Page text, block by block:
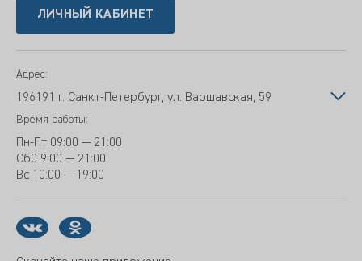
ЛИЧНЫЙ КАБИНЕТ
Адрес:
196191 г. Санкт-Петербург, ул. Варшавская, 59
Время работы:
Пн-Пт 09:00 — 21:00
Сб0 9:00 — 21:00
Вс 10:00 — 19:00